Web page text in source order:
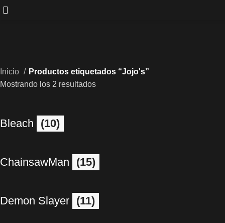
Inicio
Productos etiquetados “Jojo's”
Mostrando los 2 resultados
Bleach (10)
ChainsawMan (15)
Demon Slayer (11)